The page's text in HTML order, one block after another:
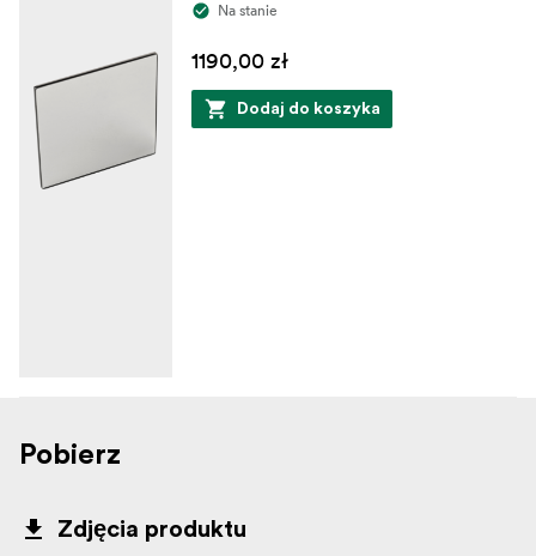
Na stanie
1190,00 zł
Dodaj do koszyka
Pobierz
Zdjęcia produktu